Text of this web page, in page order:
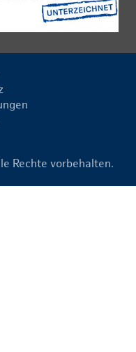
Rechte vorbehalten.